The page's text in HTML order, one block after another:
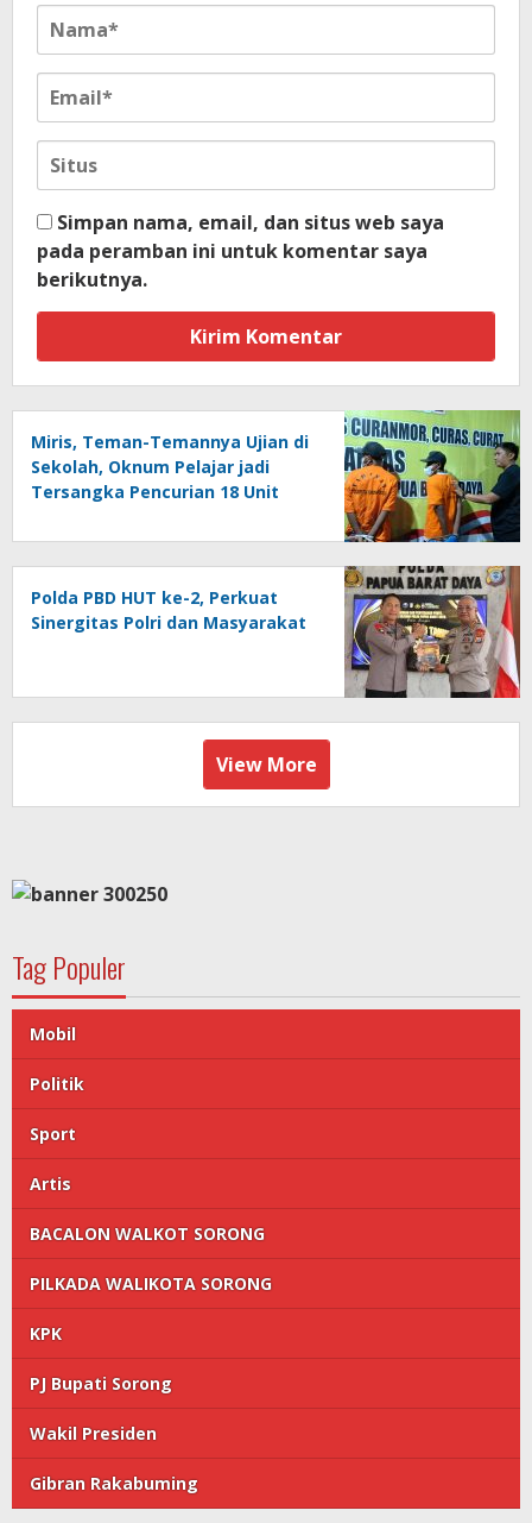
Simpan nama, email, dan situs web saya
pada peramban ini untuk komentar saya
berikutnya.
Miris, Teman-Temannya Ujian di
Sekolah, Oknum Pelajar jadi
Tersangka Pencurian 18 Unit
Polda PBD HUT ke-2, Perkuat
Sinergitas Polri dan Masyarakat
View More
Tag Populer
Mobil
Politik
Sport
Artis
BACALON WALKOT SORONG
PILKADA WALIKOTA SORONG
KPK
PJ Bupati Sorong
Wakil Presiden
Gibran Rakabuming